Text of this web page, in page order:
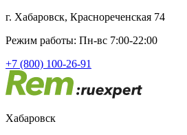
г. Хабаровск, Краснореченская 74
Режим работы: Пн-вс 7:00-22:00
+7 (800) 100-26-91
Хабаровск